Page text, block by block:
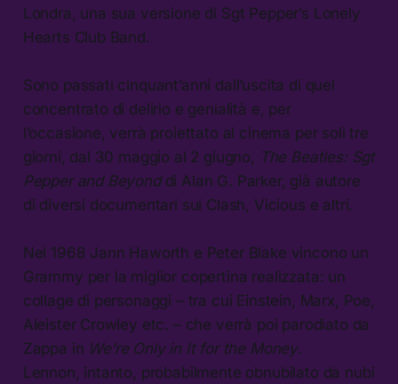
Londra, una sua versione di Sgt Pepper’s Lonely
Hearts Club Band.
Sono passati cinquant’anni dall’uscita di quel
concentrato di delirio e genialità e, per
l’occasione, verrà proiettato al cinema per soli tre
giorni, dal 30 maggio al 2 giugno,
The Beatles: Sgt
Pepper and Beyonddi Alan G. Parker, già autore
di diversi documentari sui Clash, Vicious e altri.
Nel 1968 Jann Haworth e Peter Blake vincono un
Grammy per la miglior copertina realizzata: un
collage di personaggi – tra cui Einstein, Marx, Poe,
Aleister Crowley etc. – che verrà poi parodiato da
Zappa in We’re Only in It for the Money.
Lennon, intanto, probabilmente obnubilato da nubi